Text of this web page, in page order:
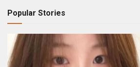
Popular Stories